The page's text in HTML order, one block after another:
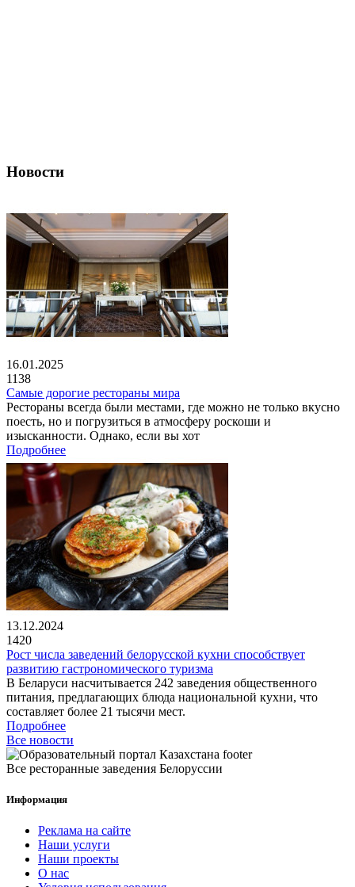
Новости
16.01.2025
1138
Самые дорогие рестораны мира
Рестораны всегда были местами, где можно не только вкусно
поесть, но и погрузиться в атмосферу роскоши и
изысканности. Однако, если вы хот
Подробнее
13.12.2024
1420
Рост числа заведений белорусской кухни способствует
развитию гастрономического туризма
В Беларуси насчитывается 242 заведения общественного
питания, предлагающих блюда национальной кухни, что
составляет более 21 тысячи мест.
Подробнее
Все новости
Все ресторанные заведения Белоруссии
Информация
Реклама на сайте
Наши услуги
Наши проекты
О нас